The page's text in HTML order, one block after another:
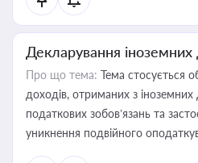
Декларування іноземних
Про що тема: Тема стосується
доходів, отриманих з
податкових зобов’язань та
уникнення подвійного